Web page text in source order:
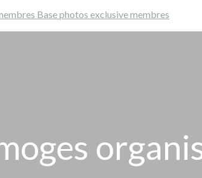
Base photos exclusive membres